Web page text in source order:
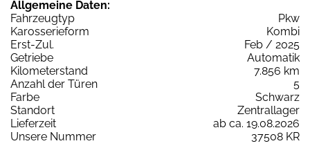
Allgemeine Daten:
Fahrzeugtyp
Pkw
Karosserieform
Kombi
Erst-Zul.
Feb / 2025
Getriebe
Automatik
Kilometerstand
7.856 km
Anzahl der Türen
5
Farbe
Schwarz
Standort
Zentrallager
Lieferzeit
ab ca. 19.08.2026
Unsere Nummer
37508 KR